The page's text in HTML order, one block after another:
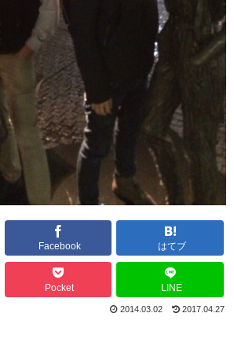
Facebook はてブ
Pocket LINE
2014.03.02 2017.04.27